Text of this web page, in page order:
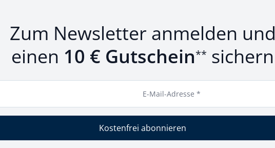
Zum Newsletter anmelden und
einen 10 € Gutschein** sichern
E-Mail-Adresse *
Kostenfrei abonnieren